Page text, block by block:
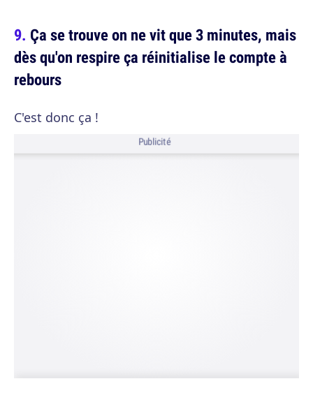
Ça se trouve on ne vit que 3 minutes, mais
dès qu'on respire ça réinitialise le compte à
rebours
C'est donc ça !
Publicité